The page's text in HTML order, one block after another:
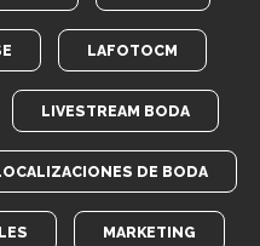
LAFOTOCM
LIVESTREAM BODA
DE BODA
MARKETING